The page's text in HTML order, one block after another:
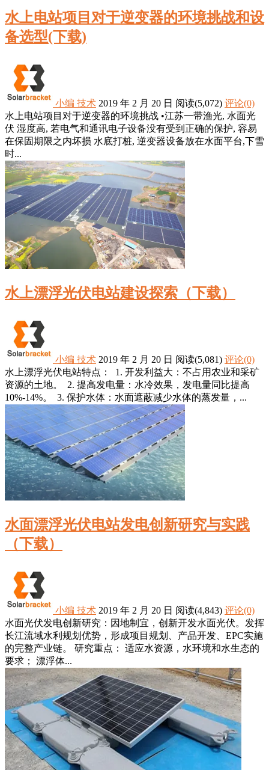
水上电站项目对于逆变器的环境挑战和设
备选型(下载)
小编 技术 2019 年 2 月 20 日 阅读(5,072) 评论(0)
水上电站项目对于逆变器的环境挑战 •江苏一带渔光, 水面光
伏 湿度高, 若电气和通讯电子设备没有受到正确的保护, 容易
在保固期限之内坏损 水底打桩, 逆变器设备放在水面平台,下雪
时...
水上漂浮光伏电站建设探索（下载）
小编 技术 2019 年 2 月 20 日 阅读(5,081) 评论(0)
水上漂浮光伏电站特点： 1. 开发利益大：不占用农业和采矿
资源的土地。 2. 提高发电量：水冷效果，发电量同比提高
10%-14%。 3. 保护水体：水面遮蔽减少水体的蒸发量，...
水面漂浮光伏电站发电创新研究与实践
（下载）
小编 技术 2019 年 2 月 20 日 阅读(4,843) 评论(0)
水面光伏发电创新研究：因地制宜，创新开发水面光伏。发挥
长江流域水利规划优势，形成项目规划、产品开发、EPC实施
的完整产业链。 研究重点： 适应水资源，水环境和水生态的
要求； 漂浮体...